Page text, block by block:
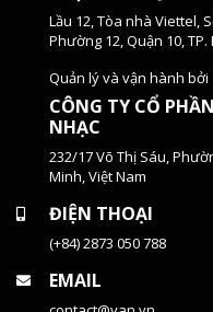
Lầu 12, Tòa nhà Viettel,
Phường 12, Quận 10,
Quản lý và vận hành bởi
CÔNG TY CỔ
NHẠC
232/17 Võ Thị Sáu,
Minh, Việt Nam
ĐIỆN THOẠI
(+84) 2873 050 788
EMAIL